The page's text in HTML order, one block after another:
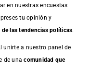
en nuestras encuestas
tu opinión y
las tendencias políticas.
unirte a nuestro panel de
de unacomunidad que